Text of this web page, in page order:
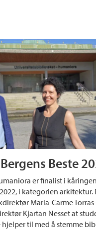
Beste
er finalist i kåringen
i kategorien arkitektur.
Maria-Carme
Kjartan Nesset at
hjelper til med å stemme